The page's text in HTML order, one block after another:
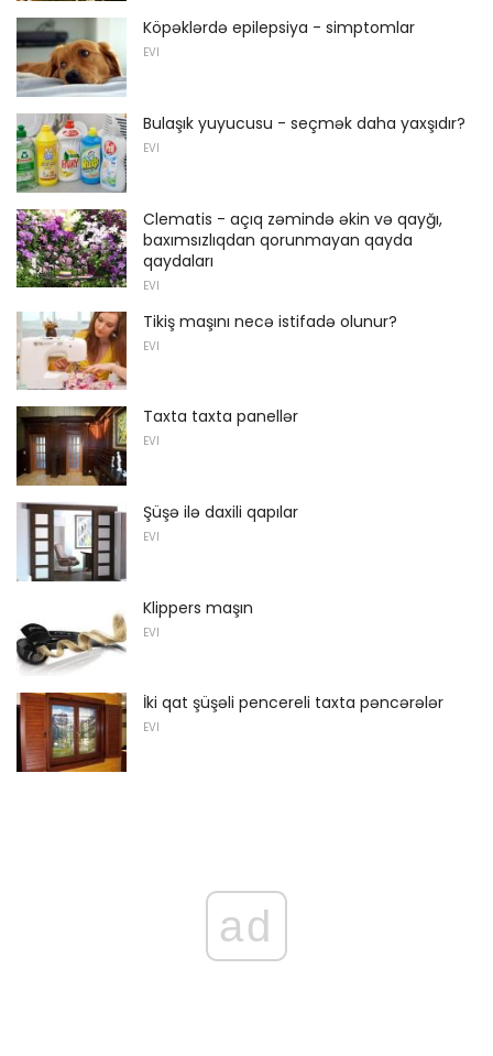
Köpəklərdə epilepsiya - simptomlar
EVI
Bulaşık yuyucusu - seçmək daha yaxşıdır?
EVI
Clematis - açıq zəmində əkin və qayğı,
baxımsızlıqdan qorunmayan qayda
qaydaları
EVI
Tikiş maşını necə istifadə olunur?
EVI
Taxta taxta panellər
EVI
Şüşə ilə daxili qapılar
EVI
Klippers maşın
EVI
İki qat şüşəli pencereli taxta pəncərələr
EVI
ad